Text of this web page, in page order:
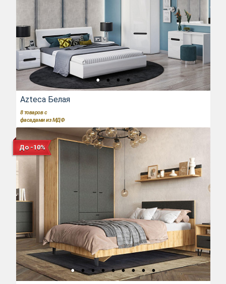
Azteca Белая
8 товаров с
фасадами из МДФ
До -10%